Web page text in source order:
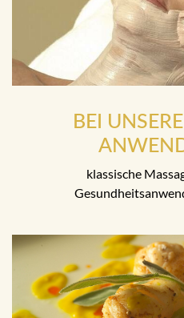
BEI
klassische